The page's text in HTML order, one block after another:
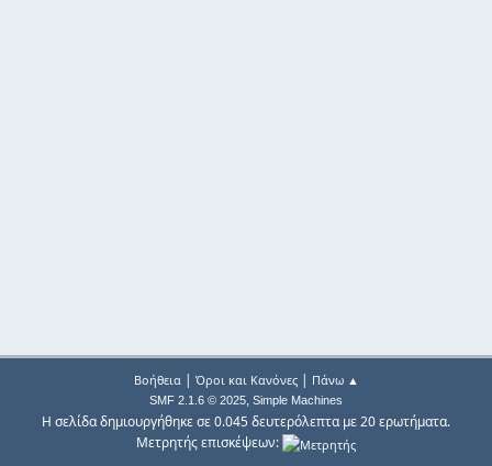
Βοήθεια| Όροι και Κανόνες| Πάνω ▲
SMF 2.1.6 © 2025, Simple Machines
Η σελίδα δημιουργήθηκε σε 0.045 δευτερόλεπτα με 20 ερωτήματα.
Μετρητής επισκέψεων: